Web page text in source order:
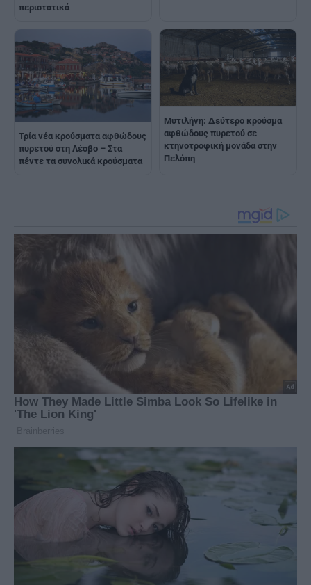
περιστατικά
Τρία νέα κρούσματα αφθώδους
πυρετού στη Λέσβο – Στα
πέντε τα συνολικά κρούσματα
Μυτιλήνη: Δεύτερο κρούσμα
αφθώδους πυρετού σε
κτηνοτροφική μονάδα στην
Πελόπη